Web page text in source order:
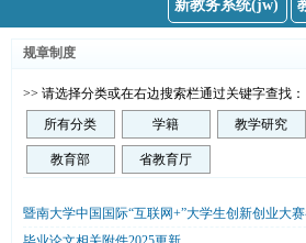
新教务系统(jw)
规章制度
>> 请选择分类或在右边搜索栏通过关键字查找：
所有分类
学籍 教学研究
教育部 省教育厅
暨南大学中国国际“互联网+”大学生创新创业大赛